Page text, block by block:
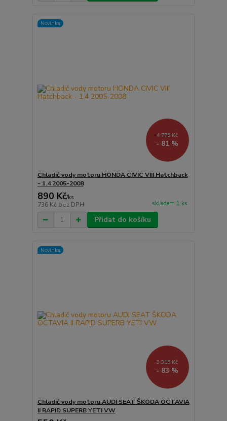
Novinka
4 775 Kč
- 81 %
Chladič vody motoru HONDA CIVIC VIII Hatchback
- 1.4 2005-2008
890 Kč/ks
736 Kč bez DPH skladem 1 ks
Přidat do košíku
Novinka
3 315 Kč
- 83 %
Chladič vody motoru AUDI SEAT ŠKODA OCTAVIA
II RAPID SUPERB YETI VW